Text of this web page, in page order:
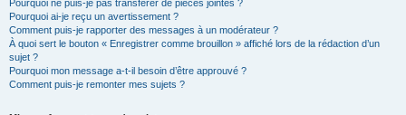
Pourquoi ne puis-je pas transférer de pièces jointes ?
Pourquoi ai-je reçu un avertissement ?
Comment puis-je rapporter des messages à un modérateur ?
À quoi sert le bouton « Enregistrer comme brouillon » affiché lors de la rédaction d’un
sujet ?
Pourquoi mon message a-t-il besoin d’être approuvé ?
Comment puis-je remonter mes sujets ?